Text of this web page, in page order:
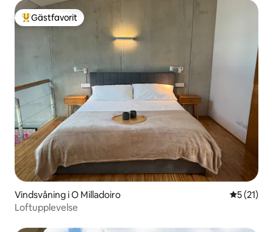
Populär gästfavorit
Gästfavorit
Vindsvåning i O Milladoiro 5 av 5 i
5 (21)
Loftupplevelse